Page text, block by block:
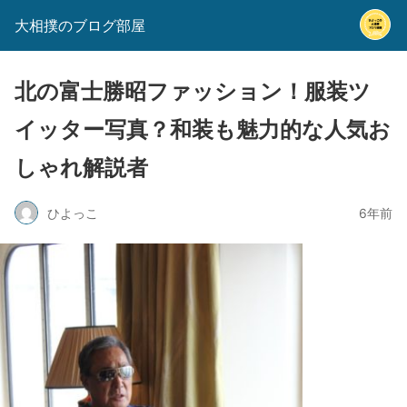
大相撲のブログ部屋
北の富士勝昭ファッション！服装ツ
イッター写真？和装も魅力的な人気お
しゃれ解説者
ひよっこ 6年前